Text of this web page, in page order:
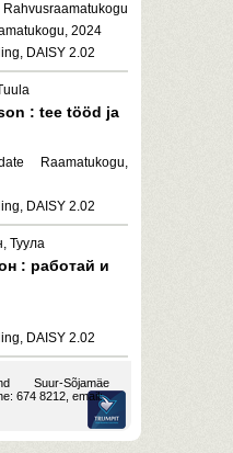
2024
DAISY 2.02
: tee tööd ja
Raamatukogu,
DAISY 2.02
Туула
: работай и
DAISY 2.02
Suur-Sõjamäe
674 8212, email: